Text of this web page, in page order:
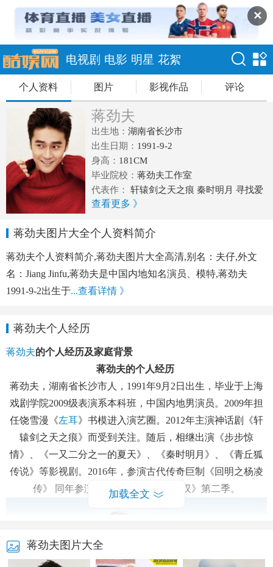
✕
电视剧 电影 明星 花絮
个人资料 图片 影视作品 评论
蒋劲夫
出生地： 湖南省长沙市
出生日期： 1991-9-2
身高： 181CM
毕业院校： 蒋劲夫工作室
代表作：
轩辕剑之天之痕 秦时明月 寻找爱
的冒险 青丘狐传说 步步惊情 分手合约 栀子
查看更多 》
蒋劲夫图片大全个人资料简介
蒋劲夫个人资料简介,蒋劲夫图片大全高清,别名：夫仔,外文
名：Jiang Jinfu,蒋劲夫是中国内地知名演员、模特,蒋劲夫
1991-9-2出生于...查看详情 》
蒋劲夫个人经历
蒋劲夫的个人经历及家庭背景
蒋劲夫的个人经历
蒋劲夫，湖南省长沙市人，1991年9月2日出生，毕业于上海
戏剧学院2009级表演系本科班，中国内地男演员。2009年担
任饶雪漫《左耳》书模进入演艺圈。2012年主演神话剧《轩
辕剑之天之痕》而受到关注。随后，相继出演《步步惊
情》、《一又二分之一的夏天》、《秦时明月》、《青丘狐
传说》等影视剧。2016年，参演古代传奇巨制《回明之杨凌
传》 同年参演和综艺《真正的男子汉》第二季。
加载全文
蒋劲夫图片大全